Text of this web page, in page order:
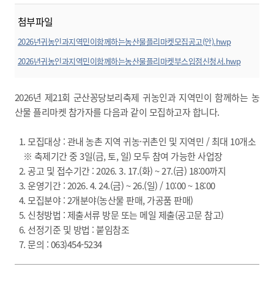
첨부파일
2026년귀농인과지역민이함께하는농산물플리마켓모집공고(안).hwp
미리보기
2026년귀농인과지역민이함께하는농산물플리마켓부스입점신청서.hwp
2026년 제21회 군산꽁당보리축제 귀농인과 지역민이 함께하는 농
산물 플리마켓 참가자를 다음과 같이 모집하고자 합니다.
1. 모집대상 : 관내 농촌 지역 귀농·귀촌인 및 지역민 / 최대 10개소
※ 축제기간 중 3일(금, 토, 일) 모두 참여 가능한 사업장
2. 공고 및 접수기간 : 2026. 3. 17.(화) ~ 27.(금) 18:00까지
3. 운영기간 : 2026. 4. 24.(금) ~ 26.(일) / 10:00 ~ 18:00
4. 모집분야 : 2개분야(농산물 판매, 가공품 판매)
5. 신청방법 : 제출서류 방문 또는 메일 제출(공고문 참고)
6. 선정기준 및 방법 : 붙임참조
7. 문의 : 063)454-5234